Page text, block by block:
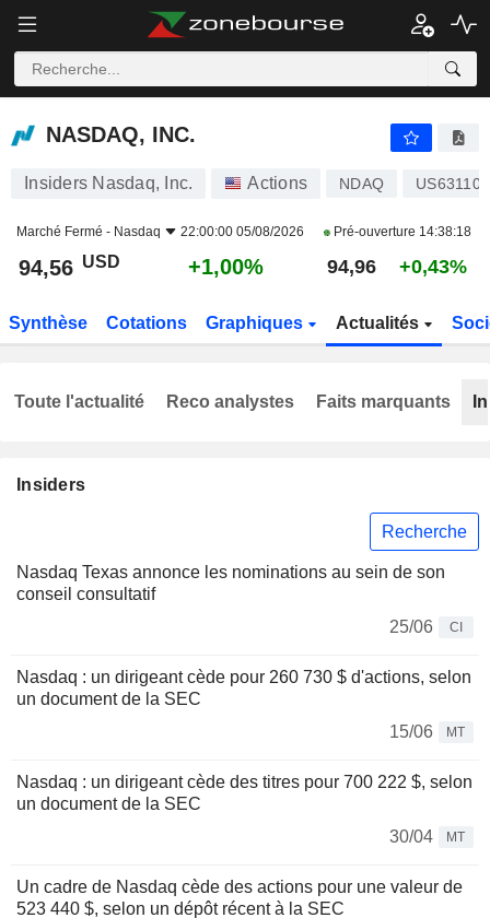
NASDAQ, INC.
NASDAQ, INC.
Insiders Nasdaq, Inc. Actions NDAQ
Marché Fermé - Nasdaq 22:00:00 05/08/2026 Pré-ouverture 14:38:18
94,56 USD +1,00% 94,96 +0,43%
Synthèse Cotations Graphiques Actualités
Insiders
Recherche
Nasdaq Texas annonce les nominations au sein de son
conseil consultatif
25/06
CI
Nasdaq : un dirigeant cède pour 260 730 $ d'actions, selon
un document de la SEC
15/06
MT
Nasdaq : un dirigeant cède des titres pour 700 222 $, selon
un document de la SEC
30/04
MT
Un cadre de Nasdaq cède des actions pour une valeur de
523 440 $, selon un dépôt récent à la SEC
Toute l'actualité Reco analystes Faits marquants